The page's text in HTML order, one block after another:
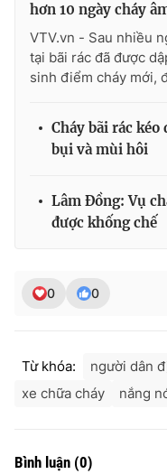
hơn 10 ngày cháy
VTV.vn - Sau nhiều
tại bãi rác đã được
sinh điểm cháy mới,
Cháy bãi rác
bụi và mùi hôi
Lâm Đồng: Vụ
được khống chế
0 0
Từ khóa: người dân
xe chữa cháy
nắng
Bình luận (0)